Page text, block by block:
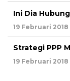
Ini Dia
19 Februari 2018
Strategi PPP
19 Februari 2018